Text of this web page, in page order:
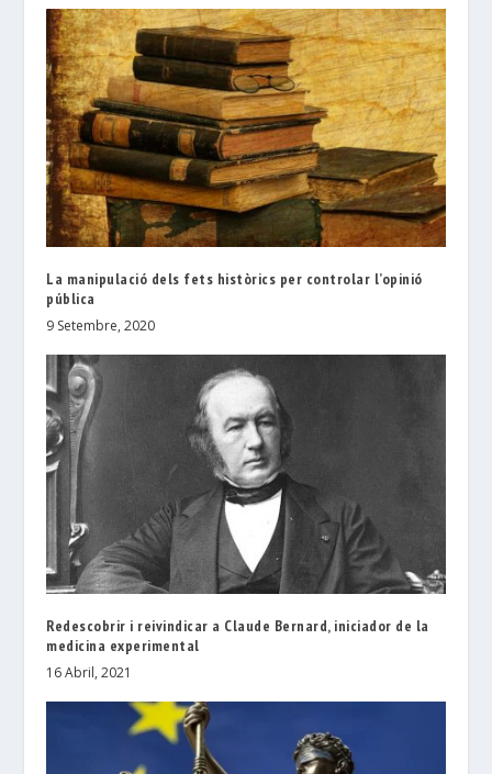
La manipulació dels fets històrics per controlar l’opinió
pública
9 Setembre, 2020
Redescobrir i reivindicar a Claude Bernard, iniciador de la
medicina experimental
16 Abril, 2021